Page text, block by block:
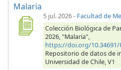
Malaria
5 jul. 2026- Facultad de
Colección Biológica de
2026, "Malaria",
https://doi.org/10.34691/
Repositorio de datos de
Universidad de Chile, V1